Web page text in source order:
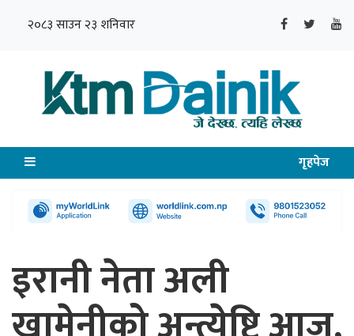
२०८३ साउन २३ शनिवार
गृहपेज
इरानी नेता अली